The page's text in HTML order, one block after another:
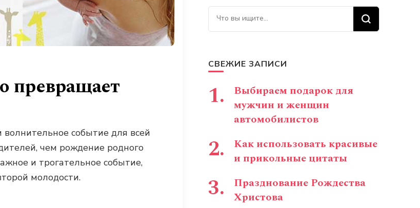
превращает
событие для всей
чем рождение родного
и трогательное событие,
молодости.
Ищите что-то?
СВЕЖИЕ ЗАПИСИ
Выбираем подарок для
мужчин и женщин
автомобилистов
Как использовать красивые
и прикольные цитаты
Празднование Рождества
Христова